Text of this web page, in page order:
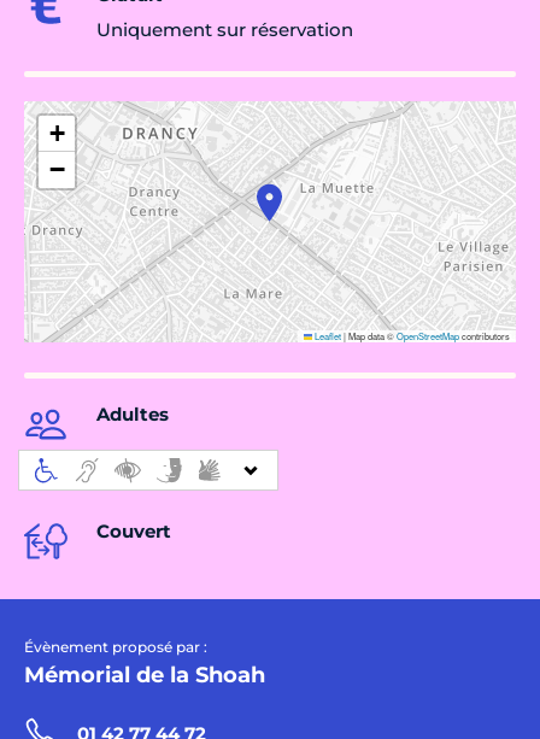
Uniquement sur réservation
+
−
Leaflet|Map data ©OpenStreetMapcontributors
Adultes
Couvert
Évènement proposé par :
Mémorial de la Shoah
01 42 77 44 72